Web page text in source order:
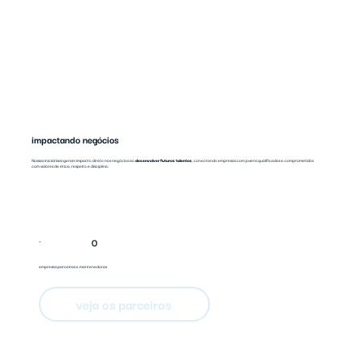
impactando negócios
Nossas iniciativas geram impacto direto nos negócios aodesenvolver futuros talentos, conectando empresas com jovens qualificados e comprometidos
com valores de ética, respeito e disciplina.
+ 0
empresas parceiras e mantenedoras
veja os parceiros